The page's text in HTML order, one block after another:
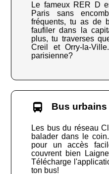
Le fameux RER D
Paris sans
fréquents, tu as de
faufiler dans la
plus, tu traverses
Creil et Orry-la-
parisienne?
Bus urbains
Les bus du réseau
balader dans le
pour un accès
couvrent bien
Télécharge
ton bus!